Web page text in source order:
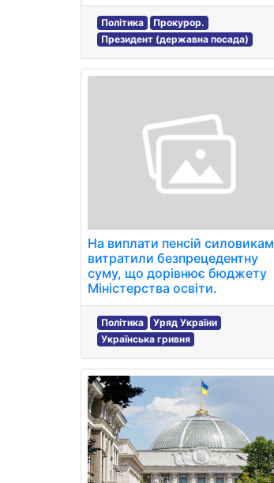
Політика
Прокурор.
Президент (державна посада)
На виплати пенсій силовикам
витратили безпрецедентну
суму, що дорівнює бюджету
Міністерства освіти.
Політика
Уряд України
Українська гривня